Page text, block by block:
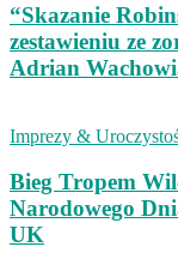
“Skazanie
zestawieniu ze
Adrian
Imprezy &
Bieg Tropem
Narodowego
UK